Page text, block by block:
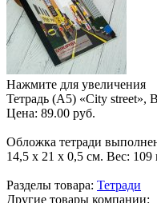
Нажмите для увеличения
Тетрадь (A5) «City street»,
Цена: 89.00 руб.
Обложка тетради
14,5 х 21 х 0,5 см. Вес: 109
Разделы товара: Тетради
Другие товары компании: